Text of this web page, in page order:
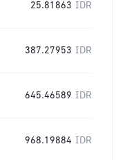
25.81863 IDR
387.27953 IDR
645.46589 IDR
968.19884 IDR